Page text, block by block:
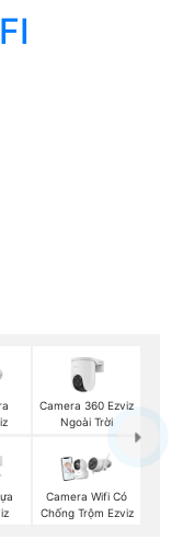
Camera 360 Ezviz
Ngoài Trời
Camera Wifi Có
Chống Trộm Ezviz